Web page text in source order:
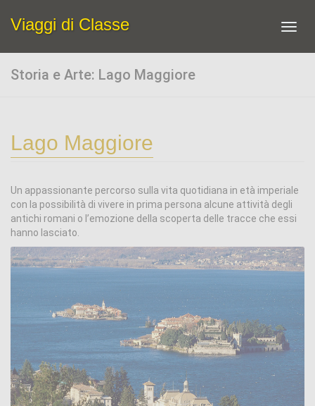
Viaggi di Classe
Storia e Arte: Lago Maggiore
Lago Maggiore
Un appassionante percorso sulla vita quotidiana in età imperiale
con la possibilità di vivere in prima persona alcune attività degli
antichi romani o l’emozione della scoperta delle tracce che essi
hanno lasciato.